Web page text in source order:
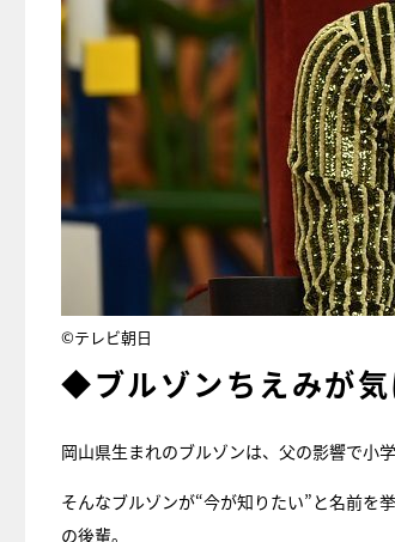
©テレビ朝日
◆ブルゾンちえみが気
岡山県生まれのブルゾンは、父の影響で小
そんなブルゾンが“今が知りたい”と名前を
の後輩。